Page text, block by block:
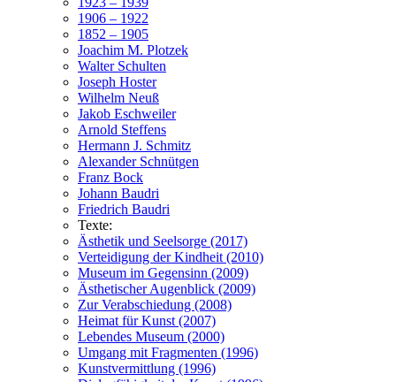
1906 – 1922
1852 – 1905
Joachim M. Plotzek
Walter Schulten
Joseph Hoster
Wilhelm Neuß
Jakob Eschweiler
Arnold Steffens
Hermann J. Schmitz
Alexander Schnütgen
Franz Bock
Johann Baudri
Friedrich Baudri
Texte:
Ästhetik und Seelsorge (2017)
Verteidigung der Kindheit (2010)
Museum im Gegensinn (2009)
Ästhetischer Augenblick (2009)
Zur Verabschiedung (2008)
Heimat für Kunst (2007)
Lebendes Museum (2000)
Umgang mit Fragmenten (1996)
Kunstvermittlung (1996)